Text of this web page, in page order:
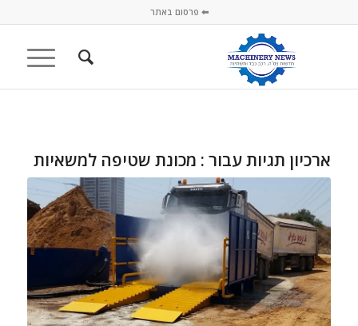
⬅ פרסום באתר
ארכיון תגיות עבור : מכונת שטיפה למשאיות